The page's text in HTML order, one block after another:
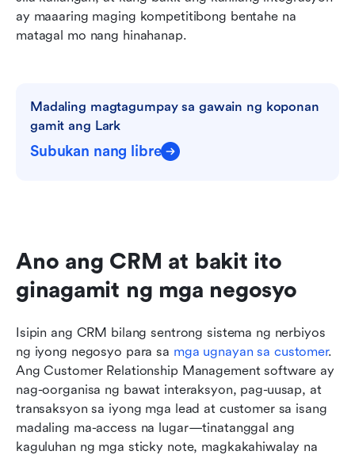
ay maaaring maging kompetitibong bentahe na
matagal mo nang hinahanap.
Madaling magtagumpay sa gawain ng koponan
gamit ang Lark
Subukan nang libre
Ano ang CRM at bakit ito
ginagamit ng mga negosyo
Isipin ang CRM bilang sentrong sistema ng nerbiyos
ng iyong negosyo para sa mga ugnayan sa customer.
Ang Customer Relationship Management software ay
nag-oorganisa ng bawat interaksyon, pag-uusap, at
transaksyon sa iyong mga lead at customer sa isang
madaling ma-access na lugar—tinatanggal ang
kaguluhan ng mga sticky note, magkakahiwalay na